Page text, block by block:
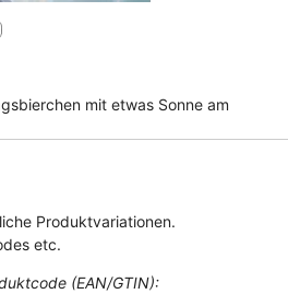
mit etwas Sonne am
Produktvariationen.
etc.
(EAN/GTIN):